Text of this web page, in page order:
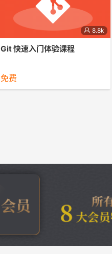
8.8k
Git 快速入门体验课程
免费